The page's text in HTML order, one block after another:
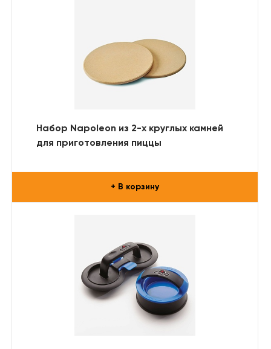
Набор Napoleon из 2-х круглых камней
для приготовления пиццы
+ В корзину